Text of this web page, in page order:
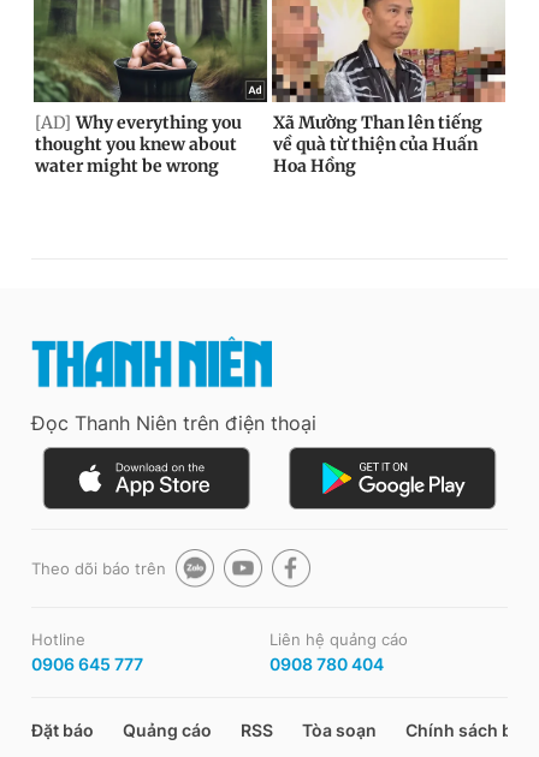
Đọc Thanh Niên trên điện thoại
Theo dõi báo trên
Hotline
0906 645 777
Liên hệ quảng cáo
0908 780 404
Đặt báo Quảng cáo RSS Tòa soạn Chính sách bảo